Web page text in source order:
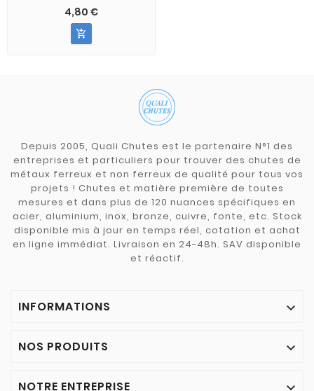
4,80 €

Depuis 2005, Quali Chutes est le partenaire N°1 des
entreprises et particuliers pour trouver des chutes de
métaux ferreux et non ferreux de qualité pour tous vos
projets ! Chutes et matière première de toutes
mesures et dans plus de 120 nuances spécifiques en
acier, aluminium, inox, bronze, cuivre, fonte, etc. Stock
disponible mis à jour en temps réel, cotation et achat
en ligne immédiat. Livraison en 24-48h. SAV disponible
et réactif.
INFORMATIONS 
NOS PRODUITS 
NOTRE ENTREPRISE